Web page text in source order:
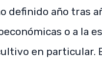
definido año tras
o a la
en particular.